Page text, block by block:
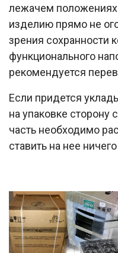
лежачем положениях
изделию прямо не
зрения сохранности
функционального
рекомендуется
Если придется
на упаковке сторону
часть необходимо
ставить на нее